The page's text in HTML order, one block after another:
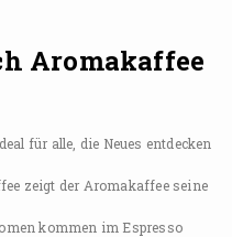
Aromakaffee
für alle, die Neues entdecken
zeigt der Aromakaffee seine
kommen im Espresso